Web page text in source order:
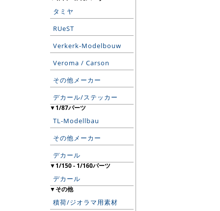
タミヤ
RUeST
Verkerk-Modelbouw
Veroma / Carson
その他メーカー
デカール/ステッカー
▼1/87パーツ
TL-Modellbau
その他メーカー
デカール
▼1/150 - 1/160パーツ
デカール
▼その他
積荷/ジオラマ用素材